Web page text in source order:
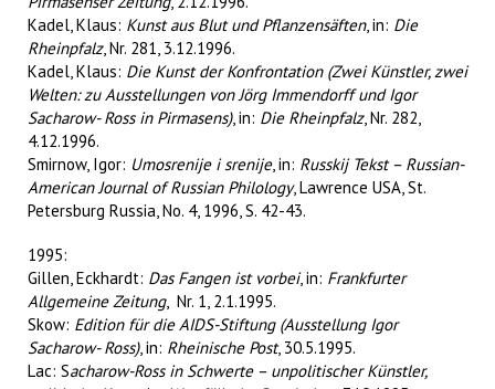
Kadel, Klaus: Kunst aus Blut und Pflanzensäften, in: Die
Rheinpfalz, Nr. 281, 3.12.1996.
Kadel, Klaus: Die Kunst der Konfrontation (Zwei Künstler, zwei
Welten: zu Ausstellungen von Jörg Immendorff und Igor
Sacharow- Ross in Pirmasens), in: Die Rheinpfalz, Nr. 282,
4.12.1996.
Smirnow, Igor: Umosrenije i srenije, in: Russkij Tekst – Russian-
American Journal of Russian Philology, Lawrence USA, St.
Petersburg Russia, No. 4, 1996, S. 42-43.
1995:
Gillen, Eckhardt: Das Fangen ist vorbei, in: Frankfurter
Allgemeine Zeitung, Nr. 1, 2.1.1995.
Skow: Edition für die AIDS-Stiftung (Ausstellung Igor
Sacharow- Ross), in: Rheinische Post, 30.5.1995.
Lac: Sacharow-Ross in Schwerte – unpolitischer Künstler,